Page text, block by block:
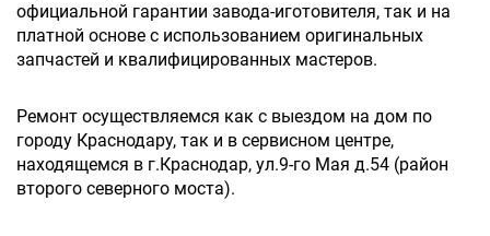
официальной гарантии завода-иготовителя, так и на
платной основе с использованием оригинальных
запчастей и квалифицированных мастеров.
Ремонт осуществляемся как с выездом на дом по
городу Краснодару, так и в сервисном центре,
находящемся в г.Краснодар, ул.9-го Мая д.54 (район
второго северного моста).